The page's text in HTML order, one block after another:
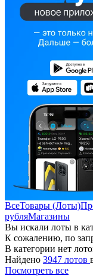
ВсеТовары (Лоты)
рубляМагазины
Вы искали лоты в
К сожалению, по
В категории нет
Найдено 3947 лотов
Посмотреть все